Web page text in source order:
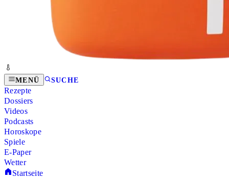
MENÜ SUCHE
Rezepte
Dossiers
Videos
Podcasts
Horoskope
Spiele
E-Paper
Wetter
Startseite